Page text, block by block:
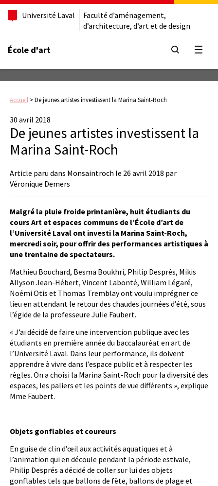
Université Laval
Faculté d’aménagement,
d’architecture, d’art et de design
École d'art
Accueil >De jeunes artistes investissent la Marina Saint-Roch
30 avril 2018
De jeunes artistes investissent la
Marina Saint-Roch
Article paru dans Monsaintroch le 26 avril 2018 par
Véronique Demers
Malgré la pluie froide printanière, huit étudiants du
cours Art et espaces communs de l’École d’art de
l’Université Laval ont investi la Marina Saint-Roch,
mercredi soir, pour offrir des performances artistiques à
une trentaine de spectateurs.
Mathieu Bouchard, Besma Boukhri, Philip Després, Mikis
Allyson Jean-Hébert, Vincent Labonté, William Légaré,
Noémi Otis et Thomas Tremblay ont voulu imprégner ce
lieu en attendant le retour des chaudes journées d’été, sous
l’égide de la professeure Julie Faubert.
« J’ai décidé de faire une intervention publique avec les
étudiants en première année du baccalauréat en art de
l’Université Laval. Dans leur performance, ils doivent
apprendre à vivre dans l’espace public et à respecter les
règles. On a choisi la Marina Saint-Roch pour la diversité des
espaces, les paliers et les points de vue différents », explique
Mme Faubert.
Objets gonflables et coureurs
En guise de clin d’œil aux activités aquatiques et à
l’animation qui en découle pendant la période estivale,
Philip Després a décidé de coller sur lui des objets
gonflables tels que ballons de fête, ballons de plage et